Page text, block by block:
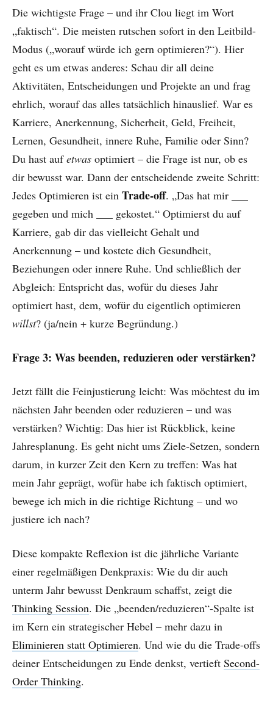
Die wichtigste Frage – und ihr Clou liegt im Wort
„faktisch“. Die meisten rutschen sofort in den Leitbild-
Modus („worauf würde ich gern optimieren?“). Hier
geht es um etwas anderes: Schau dir all deine
Aktivitäten, Entscheidungen und Projekte an und frag
ehrlich, worauf das alles tatsächlich hinauslief. War es
Karriere, Anerkennung, Sicherheit, Geld, Freiheit,
Lernen, Gesundheit, innere Ruhe, Familie oder Sinn?
Du hast aufetwas optimiert – die Frage ist nur, ob es
dir bewusst war. Dann der entscheidende zweite Schritt:
Jedes Optimieren ist ein Trade-off. „Das hat mir ___
gegeben und mich ___ gekostet.“ Optimierst du auf
Karriere, gab dir das vielleicht Gehalt und
Anerkennung – und kostete dich Gesundheit,
Beziehungen oder innere Ruhe. Und schließlich der
Abgleich: Entspricht das, wofür du dieses Jahr
optimiert hast, dem, wofür du eigentlich optimieren
willst? (ja/nein + kurze Begründung.)
Frage 3: Was beenden, reduzieren oder verstärken?
Jetzt fällt die Feinjustierung leicht: Was möchtest du im
nächsten Jahr beenden oder reduzieren – und was
verstärken? Wichtig: Das hier ist Rückblick, keine
Jahresplanung. Es geht nicht ums Ziele-Setzen, sondern
darum, in kurzer Zeit den Kern zu treffen: Was hat
mein Jahr geprägt, wofür habe ich faktisch optimiert,
bewege ich mich in die richtige Richtung – und wo
justiere ich nach?
Diese kompakte Reflexion ist die jährliche Variante
einer regelmäßigen Denkpraxis: Wie du dir auch
unterm Jahr bewusst Denkraum schaffst, zeigt die
Thinking Session. Die „beenden/reduzieren“-Spalte ist
im Kern ein strategischer Hebel – mehr dazu in
Eliminieren statt Optimieren. Und wie du die Trade-offs
deiner Entscheidungen zu Ende denkst, vertieft Second-
Order Thinking.